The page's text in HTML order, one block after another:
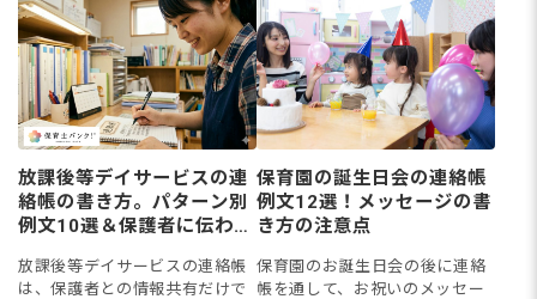
とし...
めタ...
放課後等デイサービスの連
絡帳の書き方。パターン別
例文10選＆保護者に伝わる
放課後等デイサービスの連絡帳
は、保護者との情報共有だけで
保育園の誕生日会の連絡帳
例文12選！メッセージの書
き方の注意点
保育園のお誕生日会の後に連絡
帳を通して、お祝いのメッセー